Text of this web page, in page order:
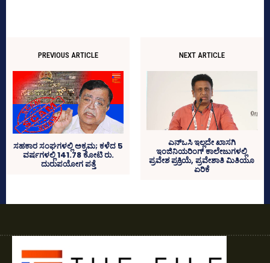
PREVIOUS ARTICLE
ಸಹಕಾರ ಸಂಘಗಳಲ್ಲಿ ಅಕ್ರಮ; ಕಳೆದ 5
ವರ್ಷಗಳಲ್ಲಿ 141.78 ಕೋಟಿ ರು.
ದುರುಪಯೋಗ ಪತ್ತೆ
NEXT ARTICLE
ಎನ್‌ಒಸಿ ಇಲ್ಲದೇ ಖಾಸಗಿ
ಇಂಜಿನಿಯರಿಂಗ್‌ ಕಾಲೇಜುಗಳಲ್ಲಿ
ಪ್ರವೇಶ ಪ್ರಕ್ರಿಯೆ, ಪ್ರವೇಶಾತಿ ಮಿತಿಯೂ
ಏರಿಕೆ